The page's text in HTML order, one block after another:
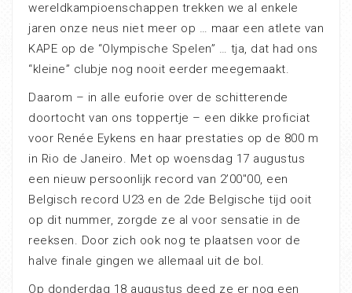
wereldkampioenschappen trekken we al enkele
jaren onze neus niet meer op … maar een atlete van
KAPE op de “Olympische Spelen” … tja, dat had ons
“kleine” clubje nog nooit eerder meegemaakt.
Daarom – in alle euforie over de schitterende
doortocht van ons toppertje – een dikke proficiat
voor Renée Eykens en haar prestaties op de 800 m
in Rio de Janeiro. Met op woensdag 17 augustus
een nieuw persoonlijk record van 2’00″00, een
Belgisch record U23 en de 2de Belgische tijd ooit
op dit nummer, zorgde ze al voor sensatie in de
reeksen. Door zich ook nog te plaatsen voor de
halve finale gingen we allemaal uit de bol.
Op donderdag 18 augustus deed ze er nog een